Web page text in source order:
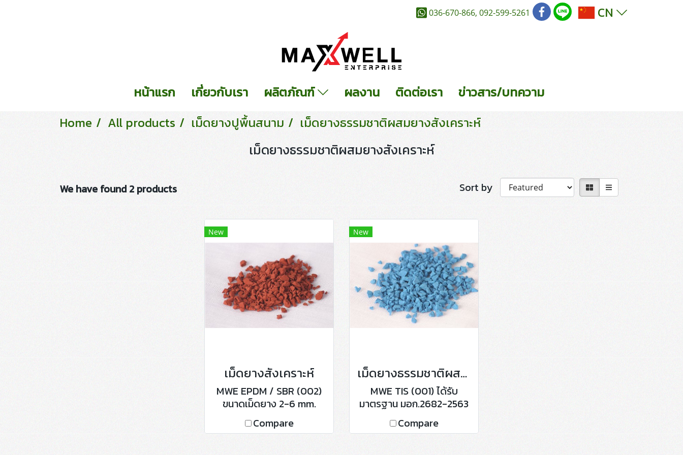
036-670-866, 092-599-5261 CN
หน้าแรก เกี่ยวกับเรา ผลิตภัณฑ์ ผลงาน ติดต่อเรา
ข่าวสาร/บทความ
Home
All products เม็ดยางปูพื้นสนาม เม็ดยางธรรมชาติผสมยางสังเคราะห์
เม็ดยางธรรมชาติผสมยางสังเคราะห์
We have found 2 products Sort by
New
เม็ดยางสังเคราะห์
MWE EPDM / SBR (002)
ขนาดเม็ดยาง 2-6 mm.
บรรจุถุงละ 25 กิโลกรัม มี 5
สี ได้แก่ ดำ, แดง, น้ำเงิน,
Compare
New
เม็ดยางธรรมชาติผสมยางสังเคราะห์
MWE TIS (001) ได้รับ
มาตรฐาน มอก.2682-2563
ขนาดเม็ดยาง 2-6 mm.
บรรจุถุงละ 25 กิโลกรัม มี 5
Compare